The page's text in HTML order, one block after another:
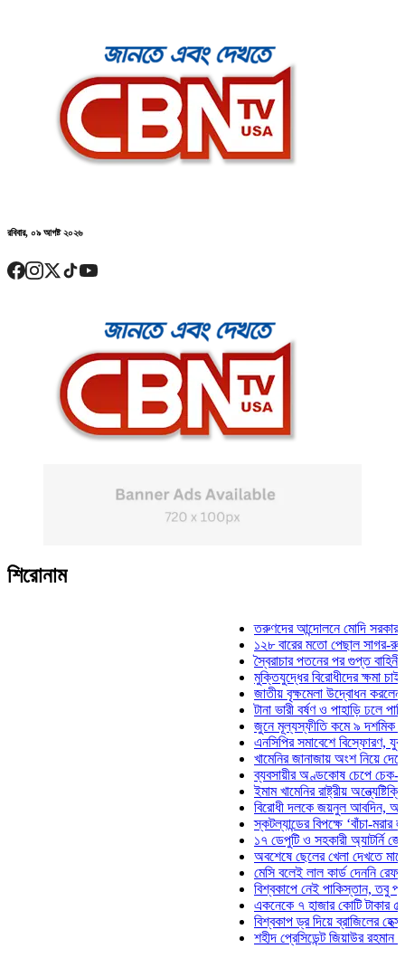
রবিবার, ০৯ আগষ্ট ২০২৬
শিরোনাম
তরুণদের আন্দোলনে মোদি সরকার দুর্বল
১২৮ বারের মতো পেছাল সাগর-রুনি
স্বৈরাচার পতনের পর গুপ্ত বাহিনীর
মুক্তিযুদ্ধের বিরোধীদের ক্ষমা চাইতে
জাতীয় বৃক্ষমেলা উদ্বোধন করলেন
টানা ভারী বর্ষণ ও পাহাড়ি ঢলে পানিবন্দি
জুনে মূল্যস্ফীতি কমে ৯ দশমিক ১৬
এনসিপির সমাবেশে বিস্ফোরণ,
খামেনির জানাজায় অংশ নিয়ে দেশে
ব্যবসায়ীর অণ্ডকোষ চেপে চেক-
ইমাম খামেনির রাষ্ট্রীয়
বিরোধী দলকে জয়নুল আবদিন, আপনারা
স্কটল্যান্ডের বিপক্ষে ‘বাঁচা-মরার
১৭ ডেপুটি ও সহকারী অ্যাটর্নি
অবশেষে ছেলের খেলা দেখতে মাঠে
মেসি বলেই লাল কার্ড দেননি রেফারি!
বিশ্বকাপে নেই পাকিস্তান, তবু প্রতিটি
একনেকে ৭ হাজার কোটি টাকার ৫
বিশ্বকাপ ড্র দিয়ে ব্রাজিলের হেক্সা
শহীদ প্রেসিডেন্ট জিয়াউর রহমান